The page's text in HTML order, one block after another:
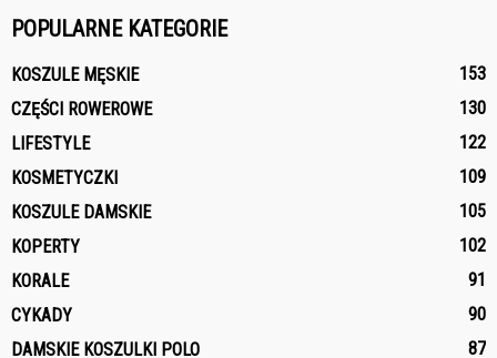
POPULARNE KATEGORIE
KOSZULE MĘSKIE
153
CZĘŚCI ROWEROWE
130
LIFESTYLE
122
KOSMETYCZKI
109
KOSZULE DAMSKIE
105
KOPERTY
102
KORALE
91
CYKADY
90
DAMSKIE KOSZULKI POLO
87